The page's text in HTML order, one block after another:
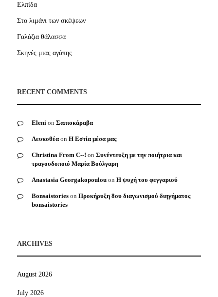
Ελπίδα
Στο λιμάνι των σκέψεων
Γαλάζια θάλασσα
Σκηνές μιας αγάπης
RECENT COMMENTS
Eleni on Σαπιοκάραβα
Λευκοθέα on Η Εστία μέσα μας
Christina From C--! on Συνέντευξη με την ποιήτρια και
τραγουδοποιό Μαρία Βούλγαρη
Anastasia Georgakopoulou on Η ψυχή του φεγγαριού
Bonsaistories on Προκήρυξη 8ου διαγωνισμού διηγήματος
bonsaistories
ARCHIVES
August 2026
July 2026